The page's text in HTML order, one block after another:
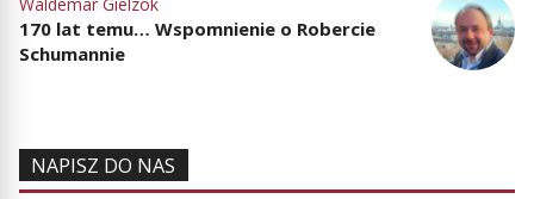
170 lat temu… Wspomnienie o Robercie
Schumannie
NAPISZ DO NAS